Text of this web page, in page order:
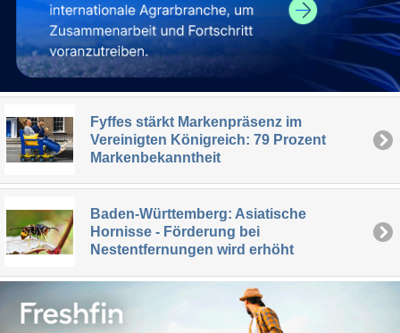
Fyffes stärkt Markenpräsenz im
Vereinigten Königreich: 79 Prozent
Markenbekanntheit
Baden-Württemberg: Asiatische
Hornisse - Förderung bei
Nestentfernungen wird erhöht